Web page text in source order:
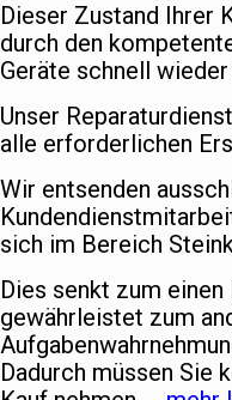
Dieser Zustand Ihrer
durch den
Geräte schnell wieder
Unser
alle erforderlichen
Wir entsenden
sich im Bereich
Dies senkt zum
gewährleistet zum
Dadurch müssen Sie